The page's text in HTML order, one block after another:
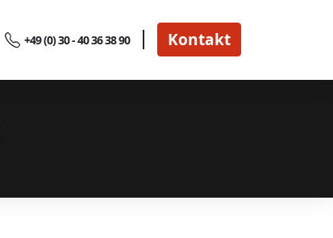
+49 (0) 30 - 40 36 38 90 Kontakt